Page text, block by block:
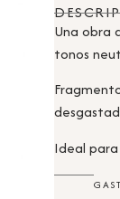
Una obra
tonos
Ideal